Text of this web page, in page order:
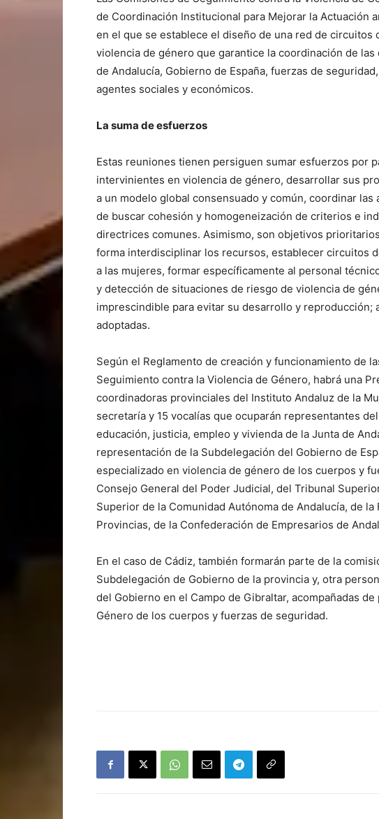
de Coordinación Institucional para Mejorar la Actuación
en el que se establece el diseño de una red de circuitos
violencia de género que garantice la coordinación de
de Andalucía, Gobierno de España, fuerzas de
agentes sociales y económicos.
La suma de esfuerzos
Estas reuniones tienen persiguen sumar esfuerzos por
intervinientes en violencia de género, desarrollar sus
a un modelo global consensuado y común, coordinar las
de buscar cohesión y homogeneización de criterios e
directrices comunes. Asimismo, son objetivos
forma interdisciplinar los recursos, establecer circuitos
a las mujeres, formar específicamente al personal
y detección de situaciones de riesgo de violencia de
imprescindible para evitar su desarrollo y reproducción;
adoptadas.
Según el Reglamento de creación y funcionamiento de
Seguimiento contra la Violencia de Género, habrá una
coordinadoras provinciales del Instituto Andaluz de la
secretaría y 15 vocalías que ocuparán representantes
educación, justicia, empleo y vivienda de la Junta de
representación de la Subdelegación del Gobierno de
especializado en violencia de género de los cuerpos y
Consejo General del Poder Judicial, del Tribunal
Superior de la Comunidad Autónoma de Andalucía, de
Provincias, de la Confederación de Empresarios de
En el caso de Cádiz, también formarán parte de la
Subdelegación de Gobierno de la provincia y, otra
del Gobierno en el Campo de Gibraltar, acompañadas
Género de los cuerpos y fuerzas de seguridad.